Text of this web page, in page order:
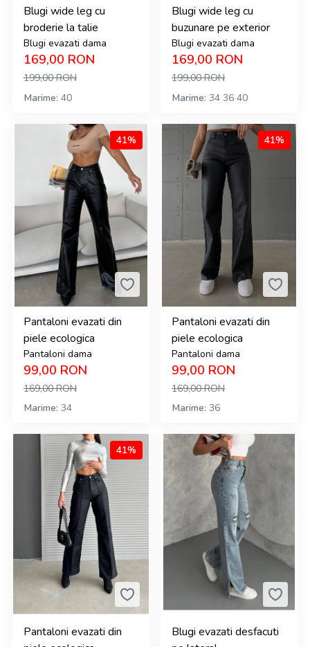
Blugi wide leg cu
broderie la talie
Blugi evazati dama
169,00 RON
199,00RON
Marime 40
Blugi wide leg cu
buzunare pe exterior
Blugi evazati dama
169,00 RON
199,00RON
Marime 34 36 40
41%
Pantaloni evazati din
piele ecologica
Pantaloni dama
99,00 RON
169,00RON
Marime 34
41%
Pantaloni evazati din
piele ecologica
Pantaloni dama
99,00 RON
169,00RON
Marime 36
41%
Pantaloni evazati din
Blugi evazati desfacuti